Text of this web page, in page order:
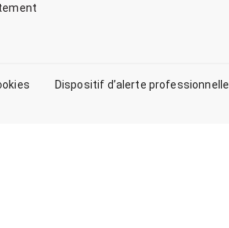
Dispositif d’alerte professionnelle